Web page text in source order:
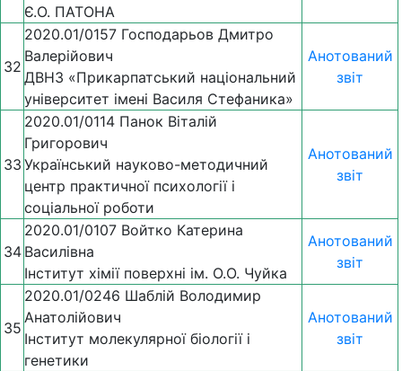
Є.О. ПАТОНА
32
2020.01/0157 Господарьов Дмитро
Валерійович
ДВНЗ «Прикарпатський національний
університет імені Василя Стефаника»
Анотований
звіт
33
2020.01/0114 Панок Віталій
Григорович
Український науково-методичний
центр практичної психології і
соціальної роботи
Анотований
звіт
34
2020.01/0107 Войтко Катерина
Василівна
Інститут хімії поверхні ім. О.О. Чуйка
Анотований
звіт
35
2020.01/0246 Шаблій Володимир
Анатолійович
Інститут молекулярної біології і
генетики
Анотований
звіт